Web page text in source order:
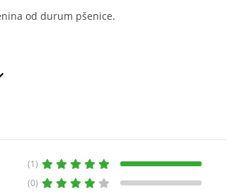
od durum pšenice.
(1)
(0)